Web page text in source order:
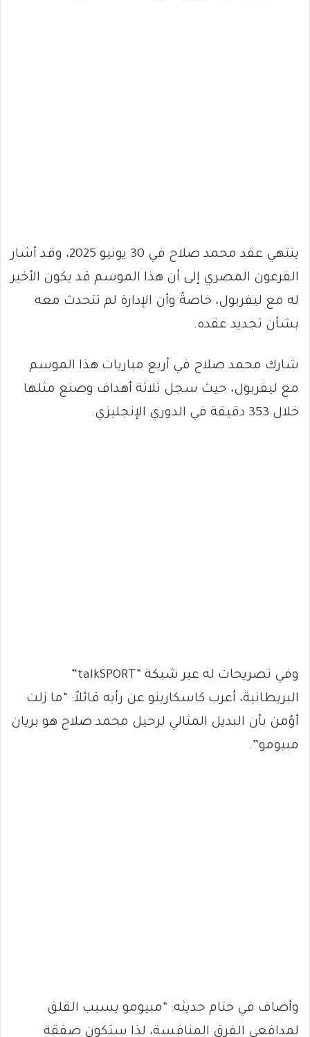
ينتهي عقد محمد صلاح في 30 يونيو 2025، وقد أشار
الفرعون المصري إلى أن هذا الموسم قد يكون الأخير
له مع ليفربول، خاصةً وأن الإدارة لم تتحدث معه
بشأن تجديد عقده.
شارك محمد صلاح في أربع مباريات هذا الموسم
مع ليفربول، حيث سجل ثلاثة أهداف وصنع مثلها
خلال 353 دقيقة في الدوري الإنجليزي.
وفي تصريحات له عبر شبكة “talkSPORT”
البريطانية، أعرب كاسكارينو عن رأيه قائلاً: “ما زلت
أؤمن بأن البديل المثالي لرحيل محمد صلاح هو بريان
مبيومو”.
وأضاف في ختام حديثه: “مبيومو يسبب القلق
لمدافعي الفرق المنافسة، لذا ستكون صفقة